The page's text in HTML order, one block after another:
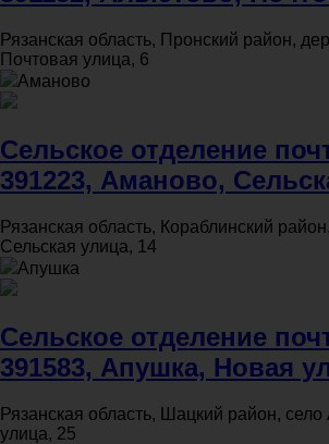
Рязанская область, Пронский район,
Почтовая улица, 6
Аманово
Сельское отделение
391223, Аманово,
Рязанская область, Кораблинский
Сельская улица, 14
Апушка
Сельское отделение
391583, Апушка, Новая
Рязанская область, Шацкий район,
улица, 25